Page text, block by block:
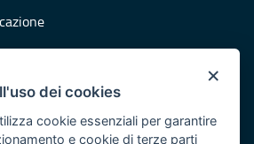
Civile Puglia
risorse del POR Puglia 2014/2020 -
×
dei cookies
cookie essenziali per garantire
e cookie di terze parti